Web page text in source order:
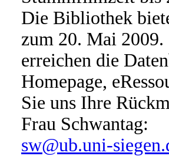
Die Bibliothek
zum 20. Mai 2009.
erreichen die
Homepage,
Sie uns Ihre
Frau Schwantag:
sw@ub.uni-